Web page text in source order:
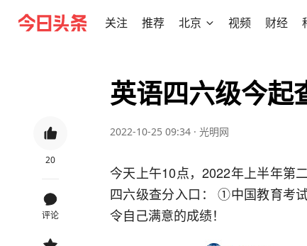
关注 推荐 北京 视频 财经
20
评论
英语四六级今起
2022-10-25 09:34 · 光明网
今天上午10点，2022年上半年第
四六级查分入口： ①中国教育考
令自己满意的成绩！